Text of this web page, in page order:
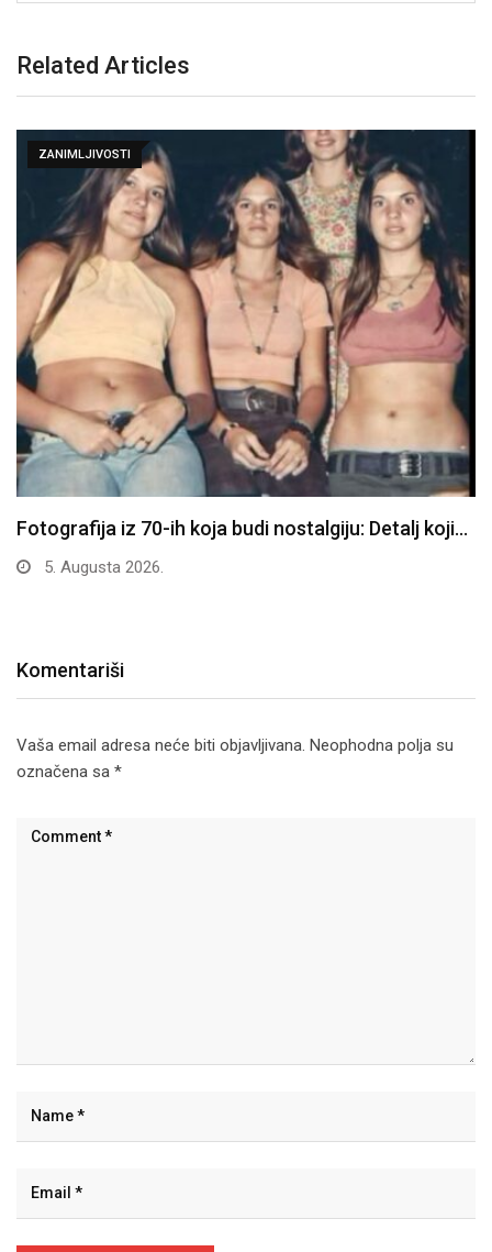
Related Articles
ZANIMLJIVOSTI
Fotografija iz 70-ih koja budi nostalgiju: Detalj koji…
5. Augusta 2026.
Komentariši
Vaša email adresa neće biti objavljivana. Neophodna polja su
označena sa *